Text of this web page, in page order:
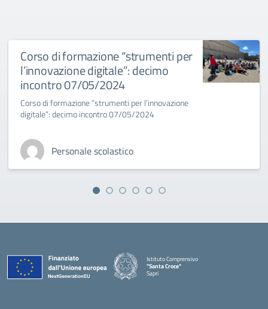
Corso di formazione “strumenti per
l’innovazione digitale”: decimo
incontro 07/05/2024
Corso di formazione “strumenti per l’innovazione
digitale”: decimo incontro 07/05/2024
Personale scolastico
Istituto Comprensivo
"Santa Croce"
Sapri
— Visita la pagina iniziale della scuola